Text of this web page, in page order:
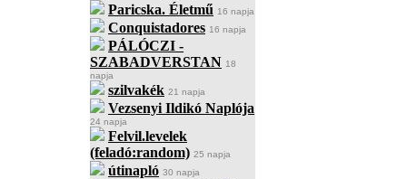
Paricska. Életmű 16 napja
Conquistadores 16 napja
PÁLÓCZI -
SZABADVERSTAN 18
napja
szilvakék 21 napja
Vezsenyi Ildikó Naplója
24 napja
Felvil.levelek
(feladó:random) 25 napja
útinapló 30 napja